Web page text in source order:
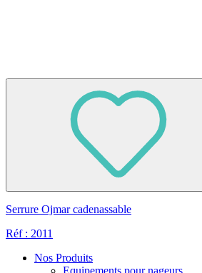
Serrure Ojmar cadenassable
Réf : 2011
Nos Produits